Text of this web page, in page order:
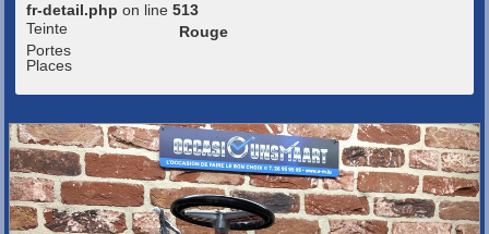
fr-detail.php on line 513
Teinte
Rouge
Portes
Places